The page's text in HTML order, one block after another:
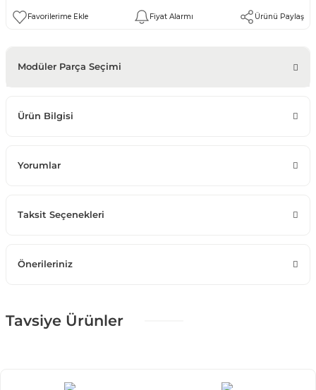
Fiyat Alarmı Ürünü Paylaş
Modüler Parça Seçimi
Ürün Bilgisi
Yorumlar
Taksit Seçenekleri
Önerileriniz
Tavsiye Ürünler